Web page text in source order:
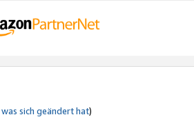
was sich geändert hat)